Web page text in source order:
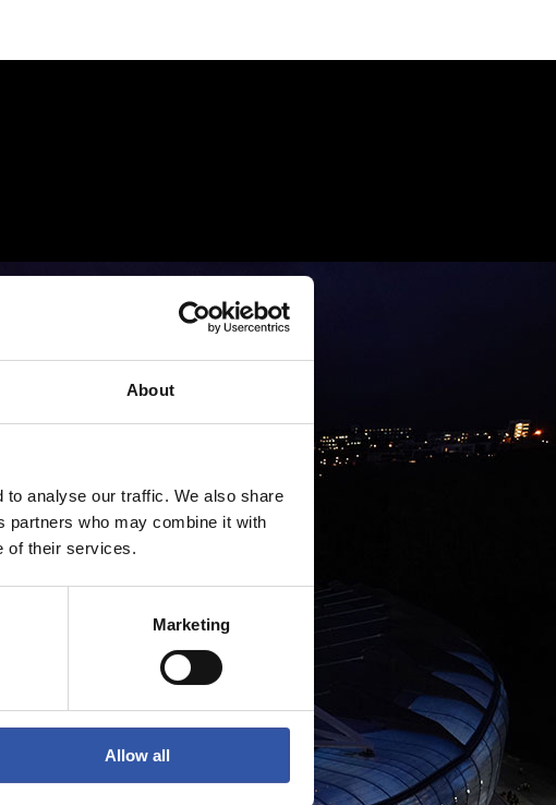
About
analyse our traffic. We also share
partners who may combine it with
of their services.
Marketing
Allow all